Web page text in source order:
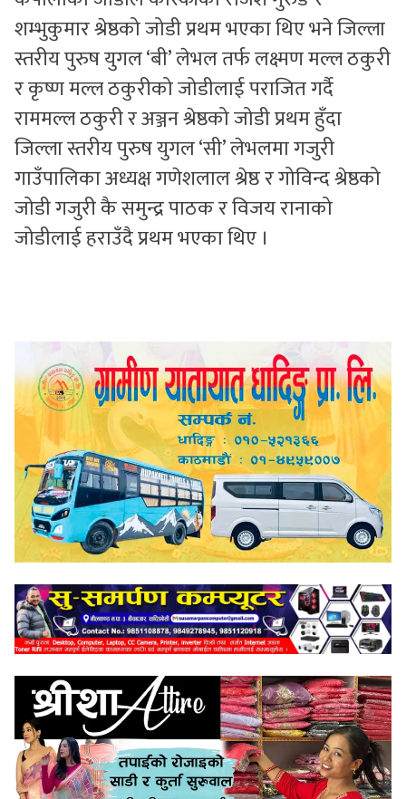
शम्भुकुमार श्रेष्ठको जोडी प्रथम भएका थिए भने जिल्ला
स्तरीय पुरुष युगल ‘बी’ लेभल तर्फ लक्ष्मण मल्ल ठकुरी
र कृष्ण मल्ल ठकुरीको जोडीलाई पराजित गर्दै
राममल्ल ठकुरी र अञ्जन श्रेष्ठको जोडी प्रथम हुँदा
जिल्ला स्तरीय पुरुष युगल ‘सी’ लेभलमा गजुरी
गाउँपालिका अध्यक्ष गणेशलाल श्रेष्ठ र गोविन्द श्रेष्ठको
जोडी गजुरी कै समुन्द्र पाठक र विजय रानाको
जोडीलाई हराउँदै प्रथम भएका थिए ।